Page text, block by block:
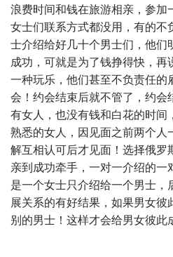
浪费时间和钱在旅游相亲，参
女士们联系方式都没用，有的
士介绍给好几十个男士们，他们
成功，可就是为了钱挣得快，
一种玩乐，他们甚至不负责任的
会！约会结束后就不管了，约
有女人，也没有钱和白花的时间
熟悉的女人，因见面之前两个人
解互相认可后才见面！选择俄罗
亲到成功牵手，一对一介绍的
是一个女士只介绍给一个男士
展关系的有好结果，如果男女
别的男士！这样才会给男女彼此